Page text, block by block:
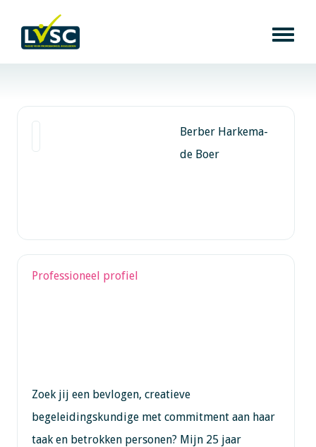
Berber Harkema-
de Boer
Professioneel profiel
Zoek jij een bevlogen, creatieve
begeleidingskundige met commitment aan haar
taak en betrokken personen? Mijn 25 jaar